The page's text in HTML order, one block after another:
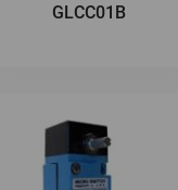
GLCC01B